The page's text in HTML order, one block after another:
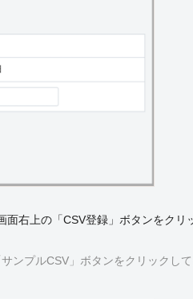
面右上の「CSV登録」ボタンをクリ
ンプルCSV」ボタンをクリックし